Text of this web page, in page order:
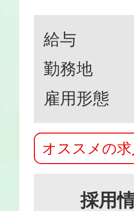
給与
勤務地
雇用形態
オススメの求
採用